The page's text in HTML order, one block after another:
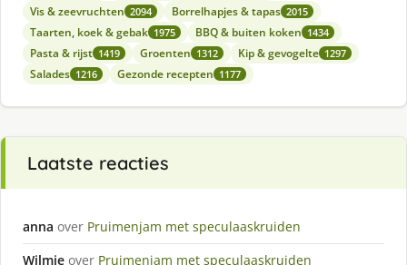
Vis & zeevruchten 2094 Borrelhapjes & tapas 2015
Taarten, koek & gebak 1975 BBQ & buiten koken 1434
Pasta & rijst 1419 Groenten 1312 Kip & gevogelte 1297
Salades 1216 Gezonde recepten 1177
Laatste reacties
anna over Pruimenjam met speculaaskruiden
Wilmie over Pruimenjam met speculaaskruiden